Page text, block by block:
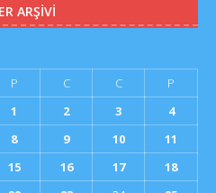
ARŞIVI
P C C
P
1
2 3
4
8 9 10
11
15 16 17
18